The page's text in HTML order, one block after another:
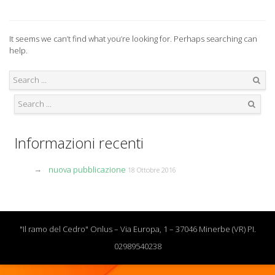
It seems we can’t find what you’re looking for. Perhaps searching can
help.
Informazioni recenti
nuova pubblicazione 18 Ottobre 2016
"Il ramo del Cedro" Onlus – Via Europa, 1 – 37046 Minerbe (VR) PI.
02989540238